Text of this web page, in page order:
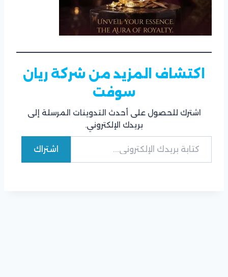
اكتشاف المزيد من شركة ريان
سوفت
اشترك للحصول على أحدث التدوينات المرسلة إلى
بريدك الإلكتروني.
كتابة بريدك الإلكتروني...
اشتراك